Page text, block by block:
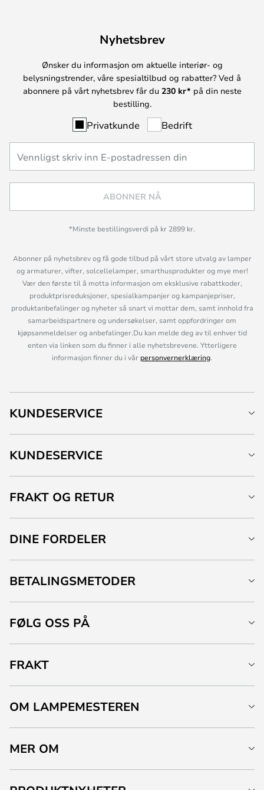
Nyhetsbrev
Ønsker du informasjon om aktuelle interiør- og
belysningstrender, våre spesialtilbud og rabatter? Ved å
abonnere på vårt nyhetsbrev får du 230 kr* på din neste
bestilling.
Privatkunde Bedrift
ABONNER NÅ
*Minste bestillingsverdi på kr 2899 kr.
Abonner på nyhetsbrev og få gode tilbud på vårt store utvalg av lamper
og armaturer, vifter, solcellelamper, smarthusprodukter og mye mer!
Vær den første til å motta informasjon om eksklusive rabattkoder,
produktprisreduksjoner, spesialkampanjer og kampanjepriser,
produktanbefalinger og nyheter så snart vi mottar dem, samt innhold fra
samarbeidspartnere og undersøkelser, samt oppfordringer om
kjøpsanmeldelser og anbefalinger.Du kan melde deg av til enhver tid
enten via linken som du finner i alle nyhetsbrevene. Ytterligere
informasjon finner du i vår personvernerklæring.
KUNDESERVICE
KUNDESERVICE
FRAKT OG RETUR
DINE FORDELER
BETALINGSMETODER
FØLG OSS PÅ
FRAKT
OM LAMPEMESTEREN
MER OM